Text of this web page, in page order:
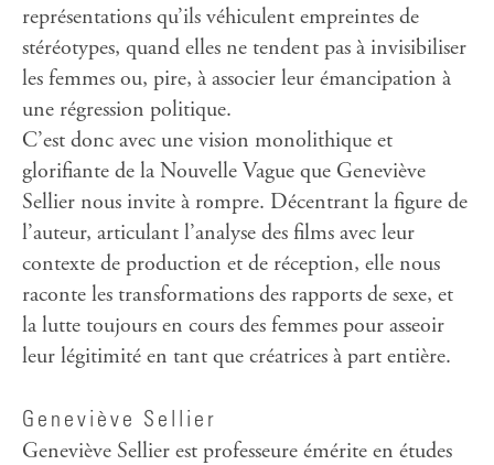
représentations qu’ils véhiculent empreintes de
stéréotypes, quand elles ne tendent pas à invisibiliser
les femmes ou, pire, à associer leur émancipation à
une régression politique.
C’est donc avec une vision monolithique et
glorifiante de la Nouvelle Vague que Geneviève
Sellier nous invite à rompre. Décentrant la figure de
l’auteur, articulant l’analyse des films avec leur
contexte de production et de réception, elle nous
raconte les transformations des rapports de sexe, et
la lutte toujours en cours des femmes pour asseoir
leur légitimité en tant que créatrices à part entière.
Geneviève Sellier
Geneviève Sellier est professeure émérite en études